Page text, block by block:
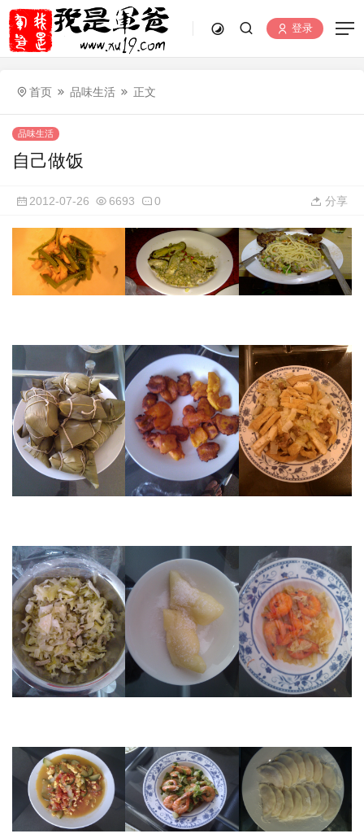
登录
首页 品味生活 正文
品味生活
自己做饭
2012-07-26 6693 0 分享